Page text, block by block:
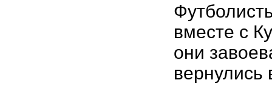
вместе с
они